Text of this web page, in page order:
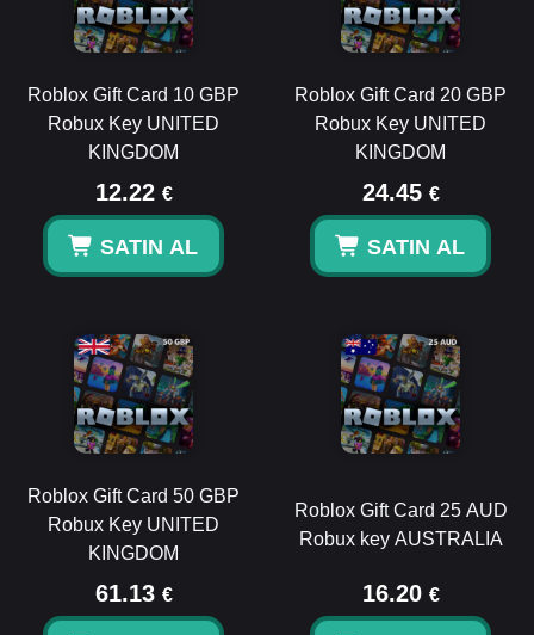
Roblox Gift Card 10 GBP
Robux Key UNITED
KINGDOM
12.22 €
SATIN AL
Roblox Gift Card 20 GBP
Robux Key UNITED
KINGDOM
24.45 €
SATIN AL
Roblox Gift Card 50 GBP
Robux Key UNITED
KINGDOM
61.13 €
Roblox Gift Card 25 AUD
Robux key AUSTRALIA
16.20 €